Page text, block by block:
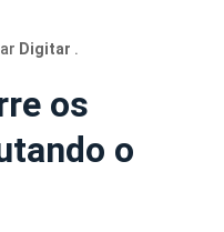
Digitar .
os
o